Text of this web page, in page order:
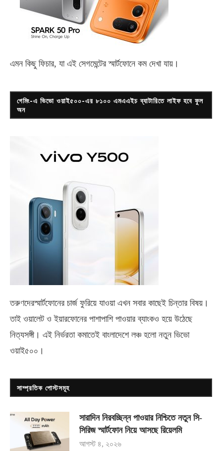
এমন কিছু ফিচার, যা এই সেগমেন্টের স্মার্টফোনে কম দেখা যায়।
গেমিং-এ ভিভো ওয়াই৫০০-এর ৮১০০ এমএএইচ ব্যাটারিতে লাইফ হবে ফুল
অন
তরুণদেরস্মার্টফোনের চার্জ ফুরিয়ে যাওয়া এখন সবার কাছেই চিন্তার বিষয়।
তাই ওয়ালেট ও ইয়ারফোনের পাশাপাশি পাওয়ার ব্যাংকও হয়ে উঠেছে
নিত্যসঙ্গী। এই নির্ভরতা কমাতেই বাংলাদেশে লঞ্চ হলো নতুন ভিভো
ওয়াই৫০০ ।
সাম্প্রতিক পোস্টসমূহ
সারাদিন নিরবচ্ছিন্ন পাওয়ার নিশ্চিতে নতুন সি-
সিরিজ স্মার্টফোন নিয়ে আসছে রিয়েলমি
আগস্ট ৪, ২০২৬